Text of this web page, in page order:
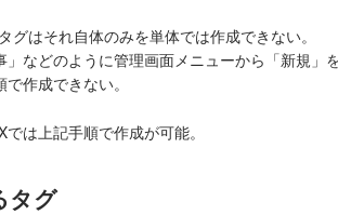
グはそれ自体のみを単体では作成できない。
」などのように管理画面メニューから「新規」
作成できない。
は上記手順で作成が可能。
タグ